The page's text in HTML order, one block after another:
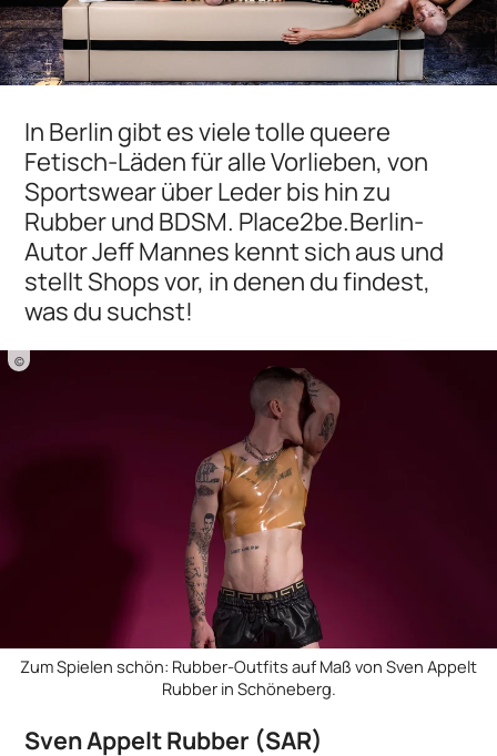
In Berlin gibt es viele tolle queere
Fetisch-Läden für alle Vorlieben, von
Sportswear über Leder bis hin zu
Rubber und BDSM. Place2be.Berlin-
Autor Jeff Mannes kennt sich aus und
stellt Shops vor, in denen du findest,
was du suchst!
©
Zum Spielen schön: Rubber-Outfits auf Maß von Sven Appelt
Rubber in Schöneberg.
Sven Appelt Rubber (SAR)